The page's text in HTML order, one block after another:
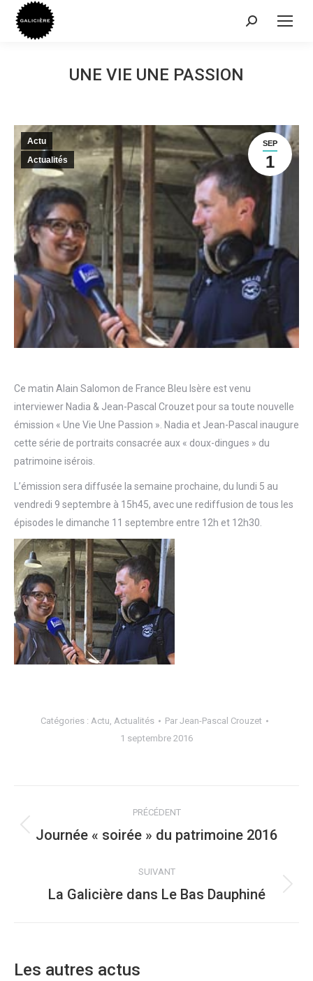
Recherche
UNE VIE UNE PASSION
SEP
1
Actu
Actualités
Ce matin Alain Salomon de France Bleu Isère est venu
interviewer Nadia & Jean-Pascal Crouzet pour sa toute nouvelle
émission « Une Vie Une Passion ». Nadia et Jean-Pascal inaugure
cette série de portraits consacrée aux « doux-dingues » du
patrimoine isérois.
L’émission sera diffusée la semaine prochaine, du lundi 5 au
vendredi 9 septembre à 15h45, avec une rediffusion de tous les
épisodes le dimanche 11 septembre entre 12h et 12h30.
Catégories : Actu, Actualités Par Jean-Pascal Crouzet
1 septembre 2016
ARTICLE
PRÉCÉDENT
Article
:
Journée « soirée » du patrimoine 2016
SUIVANT
Article
La Galicière dans Le Bas Dauphiné
Les autres actus